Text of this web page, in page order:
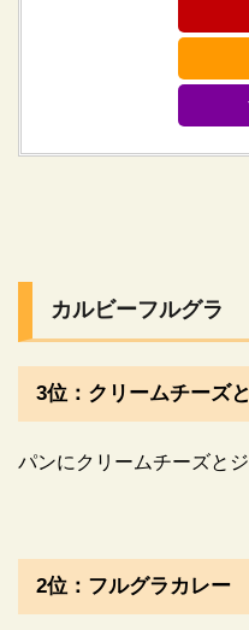
カルビーフルグラ
3位：クリームチーズ
パンにクリームチーズと
2位：フルグラカレー